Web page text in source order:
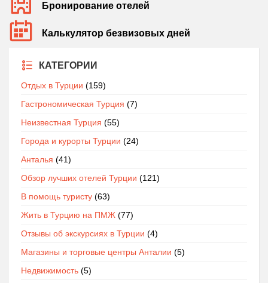
Бронирование отелей
Калькулятор безвизовых дней
КАТЕГОРИИ
Отдых в Турции (159)
Гастрономическая Турция (7)
Неизвестная Турция (55)
Города и курорты Турции (24)
Анталья (41)
Обзор лучших отелей Турции (121)
В помощь туристу (63)
Жить в Турцию на ПМЖ (77)
Отзывы об экскурсиях в Турции (4)
Магазины и торговые центры Анталии (5)
Недвижимость (5)